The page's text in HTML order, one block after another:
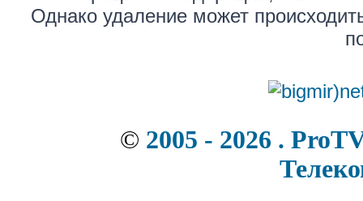
Однако удаление может
© 2005 - 2026 .